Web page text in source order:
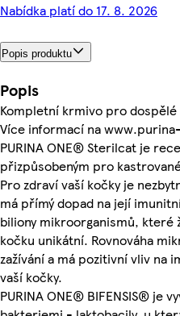
Nabídka platí do 17. 8. 2026
Popis produktu
Popis
Kompletní krmivo pro dospělé
Více informací na
PURINA ONE® Sterilcat je
přizpůsobeným pro
Pro zdraví vaší kočky je
má přímý dopad na její
biliony mikroorganismů, které
kočku unikátní. Rovnováha
zažívání a má pozitivní vliv na
vaší kočky.
PURINA ONE® BIFENSIS® je